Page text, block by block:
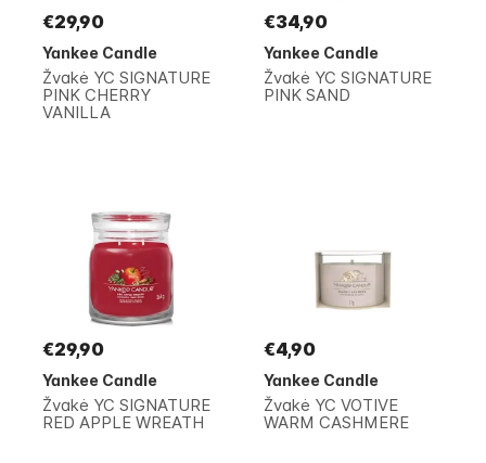
€29,90
Yankee Candle
Žvakė YC SIGNATURE
PINK CHERRY
VANILLA
€34,90
Yankee Candle
Žvakė YC SIGNATURE
PINK SAND
€29,90
Yankee Candle
Žvakė YC SIGNATURE
RED APPLE WREATH
€4,90
Yankee Candle
Žvakė YC VOTIVE
WARM CASHMERE